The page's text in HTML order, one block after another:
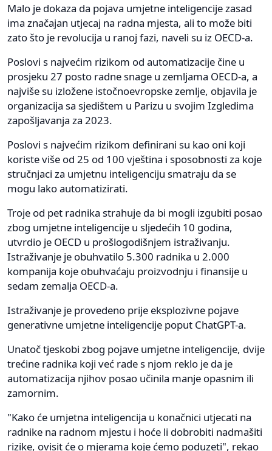
Malo je dokaza da pojava umjetne inteligencije zasad
ima značajan utjecaj na radna mjesta, ali to može biti
zato što je revolucija u ranoj fazi, naveli su iz OECD-a.
Poslovi s najvećim rizikom od automatizacije čine u
prosjeku 27 posto radne snage u zemljama OECD-a, a
najviše su izložene istočnoevropske zemlje, objavila je
organizacija sa sjedištem u Parizu u svojim Izgledima
zapošljavanja za 2023.
Poslovi s najvećim rizikom definirani su kao oni koji
koriste više od 25 od 100 vještina i sposobnosti za koje
stručnjaci za umjetnu inteligenciju smatraju da se
mogu lako automatizirati.
Troje od pet radnika strahuje da bi mogli izgubiti posao
zbog umjetne inteligencije u sljedećih 10 godina,
utvrdio je OECD u prošlogodišnjem istraživanju.
Istraživanje je obuhvatilo 5.300 radnika u 2.000
kompanija koje obuhvaćaju proizvodnju i finansije u
sedam zemalja OECD-a.
Istraživanje je provedeno prije eksplozivne pojave
generativne umjetne inteligencije poput ChatGPT-a.
Unatoč tjeskobi zbog pojave umjetne inteligencije, dvije
trećine radnika koji već rade s njom reklo je da je
automatizacija njihov posao učinila manje opasnim ili
zamornim.
"Kako će umjetna inteligencija u konačnici utjecati na
radnike na radnom mjestu i hoće li dobrobiti nadmašiti
rizike, ovisit će o mjerama koje ćemo poduzeti", rekao